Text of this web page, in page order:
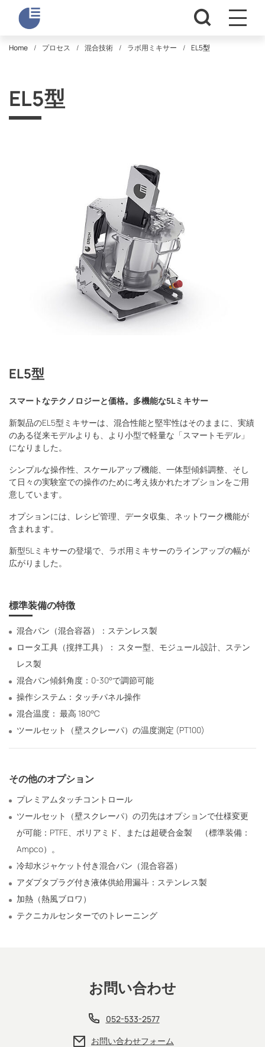
Home プロセス 混合技術 ラボ用ミキサー EL5型
EL5型
EL5型
スマートなテクノロジーと価格。多機能な5Lミキサー
新製品のEL5型ミキサーは、混合性能と堅牢性はそのままに、実績
のある従来モデルよりも、より小型で軽量な「スマートモデル」
になりました。
シンプルな操作性、スケールアップ機能、一体型傾斜調整、そし
て日々の実験室での操作のために考え抜かれたオプションをご用
意しています。
オプションには、レシピ管理、データ収集、ネットワーク機能が
含まれます。
新型5Lミキサーの登場で、ラボ用ミキサーのラインアップの幅が
広がりました。
標準装備の特徴
混合パン（混合容器）：ステンレス製
ロータ工具（撹拌工具）： スター型、モジュール設計、ステン
レス製
混合パン傾斜角度：0-30°で調節可能
操作システム：タッチパネル操作
混合温度： 最高 180°C
ツールセット（壁スクレーパ）の温度測定 (PT100)
その他のオプション
プレミアムタッチコントロール
ツールセット（壁スクレーパ）の刃先はオプションで仕様変更
が可能：PTFE、ポリアミド、または超硬合金製 （標準装備：
Ampco）。
冷却水ジャケット付き混合パン（混合容器）
アダプタプラグ付き液体供給用漏斗：ステンレス製
加熱（熱風ブロワ）
テクニカルセンターでのトレーニング
お問い合わせ
052-533-2577
お問い合わせフォーム